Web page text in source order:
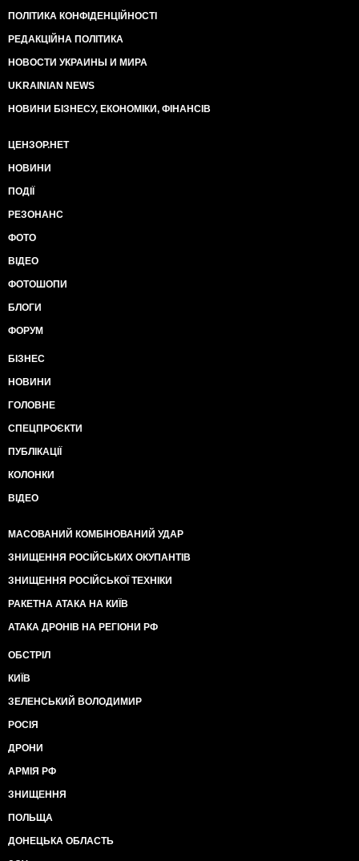
ПОЛІТИКА КОНФІДЕНЦІЙНОСТІ
РЕДАКЦІЙНА ПОЛІТИКА
НОВОСТИ УКРАИНЫ И МИРА
UKRAINIAN NEWS
НОВИНИ БІЗНЕСУ, ЕКОНОМІКИ, ФІНАНСІВ
ЦЕНЗОР.НЕТ
НОВИНИ
ПОДІЇ
РЕЗОНАНС
ФОТО
ВІДЕО
ФОТОШОПИ
БЛОГИ
ФОРУМ
БІЗНЕС
НОВИНИ
ГОЛОВНЕ
СПЕЦПРОЄКТИ
ПУБЛІКАЦІЇ
КОЛОНКИ
ВІДЕО
МАСОВАНИЙ КОМБІНОВАНИЙ УДАР
ЗНИЩЕННЯ РОСІЙСЬКИХ ОКУПАНТІВ
ЗНИЩЕННЯ РОСІЙСЬКОЇ ТЕХНІКИ
РАКЕТНА АТАКА НА КИЇВ
АТАКА ДРОНІВ НА РЕГІОНИ РФ
ОБСТРІЛ
КИЇВ
ЗЕЛЕНСЬКИЙ ВОЛОДИМИР
РОСІЯ
ДРОНИ
АРМІЯ РФ
ЗНИЩЕННЯ
ПОЛЬЩА
ДОНЕЦЬКА ОБЛАСТЬ